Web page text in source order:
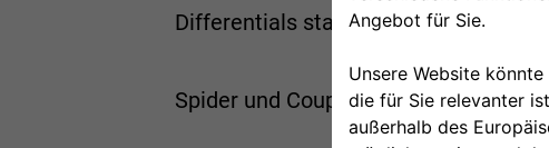
Differentials statt in der Nähe der
Spider und Coupé, auch wenn sie